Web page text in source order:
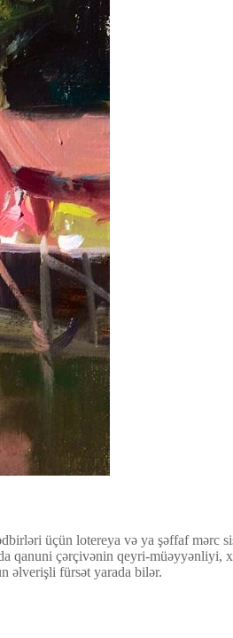
üçün lotereya və ya şəffaf mərc
qanuni çərçivənin qeyri-müəyyənliyi,
əlverişli fürsət yarada bilər.